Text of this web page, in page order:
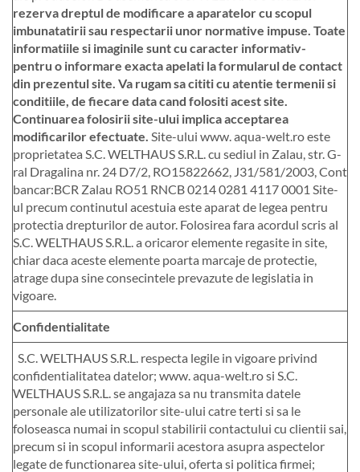
rezerva dreptul de modificare a aparatelor cu scopul
imbunatatirii sau respectarii unor normative impuse. Toate
informatiile si imaginile sunt cu caracter informativ-
pentru o informare exacta apelati la formularul de contact
din prezentul site. Va rugam sa cititi cu atentie termenii si
conditiile, de fiecare data cand folositi acest site.
Continuarea folosirii site-ului implica acceptarea
modificarilor efectuate. Site-ului www. aqua-welt.ro este
proprietatea S.C. WELTHAUS S.R.L. cu sediul in Zalau, str. G-
ral Dragalina nr. 24 D7/2, RO15822662, J31/581/2003, Cont
bancar:BCR Zalau RO51 RNCB 0214 0281 4117 0001 Site-
ul precum continutul acestuia este aparat de legea pentru
protectia drepturilor de autor. Folosirea fara acordul scris al
S.C. WELTHAUS S.R.L. a oricaror elemente regasite in site,
chiar daca aceste elemente poarta marcaje de protectie,
atrage dupa sine consecintele prevazute de legislatia in
vigoare.
Confidentialitate
S.C. WELTHAUS S.R.L. respecta legile in vigoare privind
confidentialitatea datelor; www. aqua-welt.ro si S.C.
WELTHAUS S.R.L. se angajaza sa nu transmita datele
personale ale utilizatorilor site-ului catre terti si sa le
foloseasca numai in scopul stabilirii contactului cu clientii sai,
precum si in scopul informarii acestora asupra aspectelor
legate de functionarea site-ului, oferta si politica firmei;